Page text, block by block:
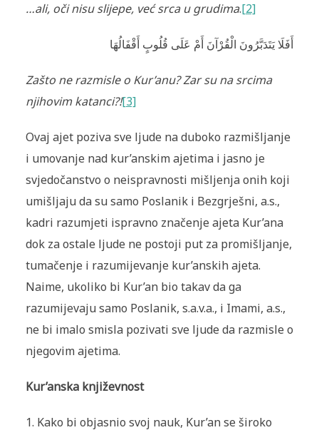
…ali, oči nisu slijepe, već srca u grudima.[2]
أَفَلَا يَتَدَبَّرُونَ الْقُرْآنَ أَمْ عَلَى قُلُوبٍ أَقْفَالُهَا
Zašto ne razmisle o Kur’anu? Zar su na srcima
njihovim katanci?![3]
Ovaj ajet poziva sve ljude na duboko razmišljanje
i umovanje nad kur’anskim ajetima i jasno je
svjedočanstvo o neispravnosti mišljenja onih koji
umišljaju da su samo Poslanik i Bezgrješni, a.s.,
kadri razumjeti ispravno značenje ajeta Kur’ana
dok za ostale ljude ne postoji put za promišljanje,
tumačenje i razumijevanje kur’anskih ajeta.
Naime, ukoliko bi Kur’an bio takav da ga
razumijevaju samo Poslanik, s.a.v.a., i Imami, a.s.,
ne bi imalo smisla pozivati sve ljude da razmisle o
njegovim ajetima.
Kur’anska književnost
1. Kako bi objasnio svoj nauk, Kur’an se široko